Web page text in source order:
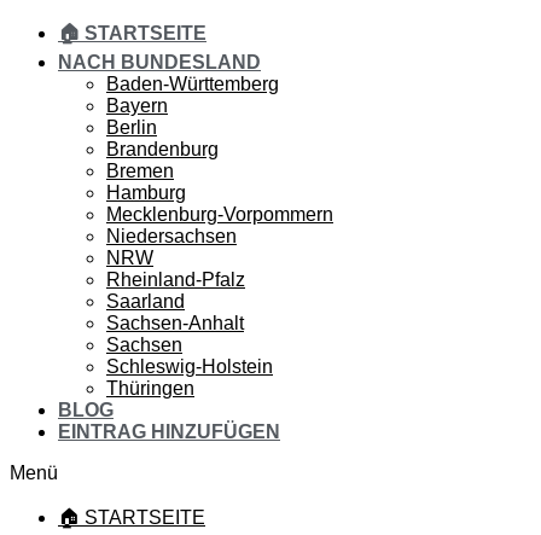
🏠 STARTSEITE
NACH BUNDESLAND
Baden-Württemberg
Bayern
Berlin
Brandenburg
Bremen
Hamburg
Mecklenburg-Vorpommern
Niedersachsen
NRW
Rheinland-Pfalz
Saarland
Sachsen-Anhalt
Sachsen
Schleswig-Holstein
Thüringen
BLOG
EINTRAG HINZUFÜGEN
Menü
🏠 STARTSEITE